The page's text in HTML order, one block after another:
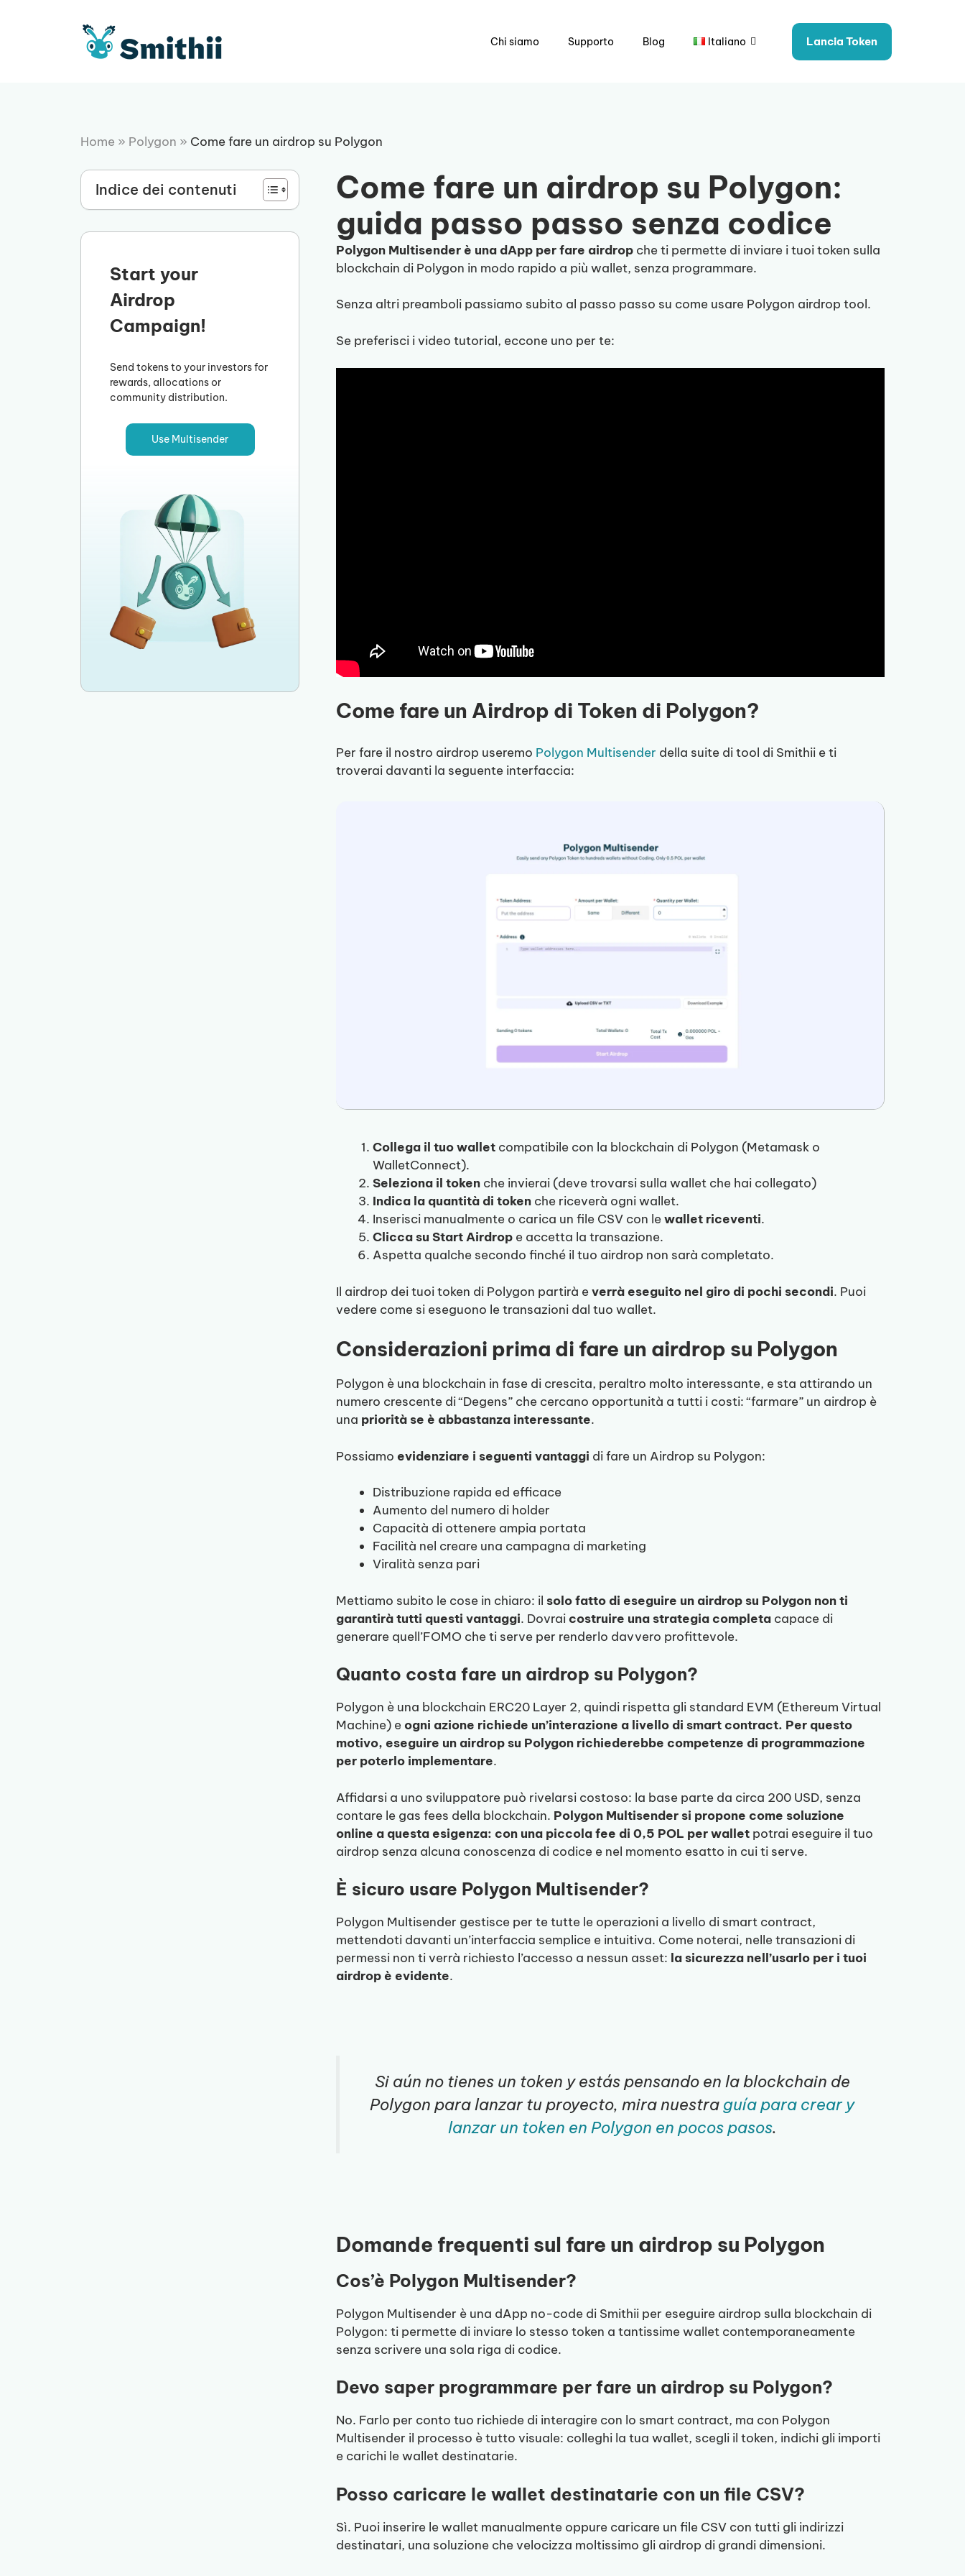
Chi siamo Supporto Blog Italiano Lancia Token
Home » Polygon » Come fare un airdrop su Polygon
Indice dei contenuti
Start your
Airdrop
Campaign!
Send tokens to your investors for
rewards, allocations or
community distribution.
Use Multisender
Come fare un airdrop su Polygon:
guida passo passo senza codice
Polygon Multisender è una dApp per fare airdrop che ti permette di inviare i tuoi token sulla
blockchain di Polygon in modo rapido a più wallet, senza programmare.
Senza altri preamboli passiamo subito al passo passo su come usare Polygon airdrop tool.
Se preferisci i video tutorial, eccone uno per te:
Come fare un Airdrop di Token di Polygon?
Per fare il nostro airdrop useremo Polygon Multisender della suite di tool di Smithii e ti
troverai davanti la seguente interfaccia:
Collega il tuo wallet compatibile con la blockchain di Polygon (Metamask o
WalletConnect).
Seleziona il token che invierai (deve trovarsi sulla wallet che hai collegato)
Indica la quantità di token che riceverà ogni wallet.
Inserisci manualmente o carica un file CSV con lewallet riceventi.
Clicca su Start Airdrop e accetta la transazione.
Aspetta qualche secondo finché il tuo airdrop non sarà completato.
Il airdrop dei tuoi token di Polygon partirà everrà eseguito nel giro di pochi secondi. Puoi
vedere come si eseguono le transazioni dal tuo wallet.
Considerazioni prima di fare un airdrop su Polygon
Polygon è una blockchain in fase di crescita, peraltro molto interessante, e sta attirando un
numero crescente di “Degens” che cercano opportunità a tutti i costi: “farmare” un airdrop è
una priorità se è abbastanza interessante.
Possiamoevidenziare i seguenti vantaggi di fare un Airdrop su Polygon:
Distribuzione rapida ed efficace
Aumento del numero di holder
Capacità di ottenere ampia portata
Facilità nel creare una campagna di marketing
Viralità senza pari
Mettiamo subito le cose in chiaro: il solo fatto di eseguire un airdrop su Polygon non ti
garantirà tutti questi vantaggi. Dovraicostruire una strategia completa capace di
generare quell’FOMO che ti serve per renderlo davvero profittevole.
Quanto costa fare un airdrop su Polygon?
Polygon è una blockchain ERC20 Layer 2, quindi rispetta gli standard EVM (Ethereum Virtual
Machine) e ogni azione richiede un’interazione a livello di smart contract. Per questo
motivo, eseguire un airdrop su Polygon richiederebbe competenze di programmazione
per poterlo implementare.
Affidarsi a uno sviluppatore può rivelarsi costoso: la base parte da circa 200 USD, senza
contare le gas fees della blockchain. Polygon Multisender si propone come soluzione
online a questa esigenza: con una piccola fee di 0,5 POL per wallet potrai eseguire il tuo
airdrop senza alcuna conoscenza di codice e nel momento esatto in cui ti serve.
È sicuro usare Polygon Multisender?
Polygon Multisender gestisce per te tutte le operazioni a livello di smart contract,
mettendoti davanti un’interfaccia semplice e intuitiva. Come noterai, nelle transazioni di
permessi non ti verrà richiesto l’accesso a nessun asset: la sicurezza nell’usarlo per i tuoi
airdrop è evidente.
Si aún no tienes un token y estás pensando en la blockchain de
Polygon para lanzar tu proyecto, mira nuestra guía para crear y
lanzar un token en Polygon en pocos pasos.
Domande frequenti sul fare un airdrop su Polygon
Cos’è Polygon Multisender?
Polygon Multisender è una dApp no-code di Smithii per eseguire airdrop sulla blockchain di
Polygon: ti permette di inviare lo stesso token a tantissime wallet contemporaneamente
senza scrivere una sola riga di codice.
Devo saper programmare per fare un airdrop su Polygon?
No. Farlo per conto tuo richiede di interagire con lo smart contract, ma con Polygon
Multisender il processo è tutto visuale: colleghi la tua wallet, scegli il token, indichi gli importi
e carichi le wallet destinatarie.
Posso caricare le wallet destinatarie con un file CSV?
Sì. Puoi inserire le wallet manualmente oppure caricare un file CSV con tutti gli indirizzi
destinatari, una soluzione che velocizza moltissimo gli airdrop di grandi dimensioni.